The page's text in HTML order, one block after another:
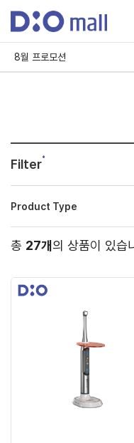
8월 프로모션
Filter
Product Type
총 27개의 상품이 있습